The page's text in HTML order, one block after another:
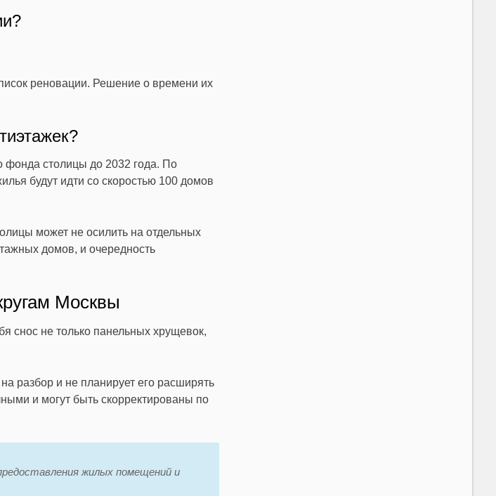
реновации. Решение о времени их
фонда столицы до 2032 года. По
будут идти со скоростью 100 домов
может не осилить на отдельных
домов, и очередность
Москвы
снос не только панельных хрущевок,
разбор и не планирует его расширять
и могут быть скорректированы по
жилых помещений и